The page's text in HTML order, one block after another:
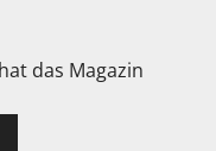
das Magazin